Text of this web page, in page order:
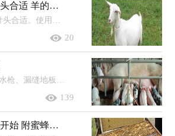
给羊打针用几号针头合适 羊的三联四防怎么注射
给羊打针一般用5号针头合适。使用注射器之前，应当检查注射器有无破损，针筒和针筒活塞是否相配，金属注射器的橡胶垫是否老化。注射方...
20
水冲粪法：采用高压水枪、漏缝地板，将粪尿混合导进集污池，用固液分离机将猪粪残渣和污水分离，残渣可做肥料，污水可发酵处理。干清粪法：采...
139
蜜蜂春繁什么时候开始 附蜜蜂春繁管理技术